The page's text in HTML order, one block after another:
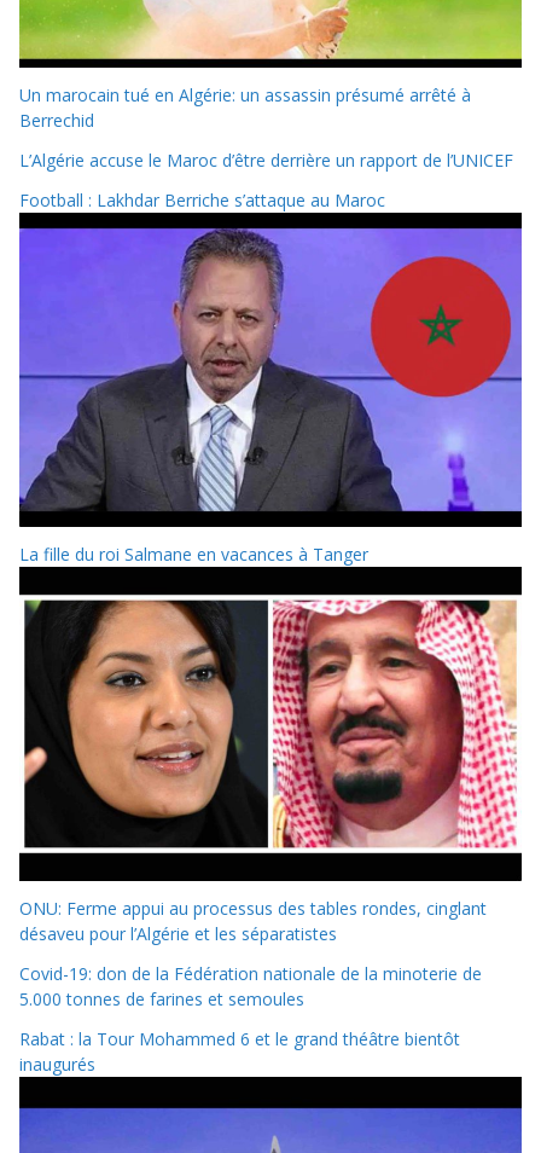
Un marocain tué en Algérie: un assassin présumé arrêté à
Berrechid
L’Algérie accuse le Maroc d’être derrière un rapport de l’UNICEF
Football : Lakhdar Berriche s’attaque au Maroc
La fille du roi Salmane en vacances à Tanger
ONU: Ferme appui au processus des tables rondes, cinglant
désaveu pour l’Algérie et les séparatistes
Covid-19: don de la Fédération nationale de la minoterie de
5.000 tonnes de farines et semoules
Rabat : la Tour Mohammed 6 et le grand théâtre bientôt
inaugurés